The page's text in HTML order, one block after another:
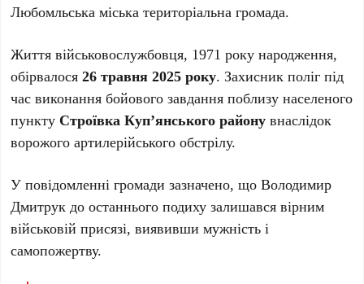
Любомльська міська територіальна громада.
Життя військовослужбовця, 1971 року народження,
обірвалося26 травня 2025 року. Захисник поліг під
час виконання бойового завдання поблизу населеного
пункту Строївка Куп’янського району внаслідок
ворожого артилерійського обстрілу.
У повідомленні громади зазначено, що Володимир
Дмитрук до останнього подиху залишався вірним
військовій присязі, виявивши мужність і
самопожертву.